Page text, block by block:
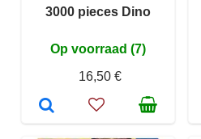
3000 pieces Dino
Op voorraad (7)
16,50 €